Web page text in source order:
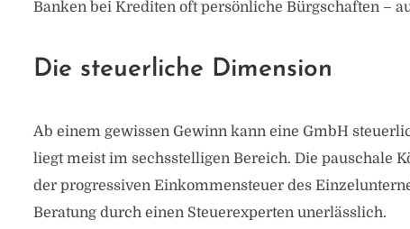
Banken bei Krediten oft persönliche Bürgschaften –
Die steuerliche Dimension
Ab einem gewissen Gewinn kann eine GmbH
liegt meist im sechsstelligen Bereich. Die pauschale
der progressiven Einkommensteuer des
Beratung durch einen Steuerexperten unerlässlich.